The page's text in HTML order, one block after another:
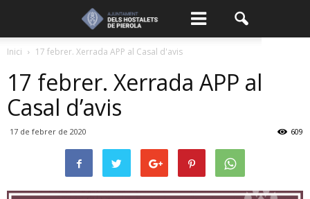
Inici 17 febrer. Xerrada APP al Casal d'avis
17 febrer. Xerrada APP al
Casal d’avis
17 de febrer de 2020 609